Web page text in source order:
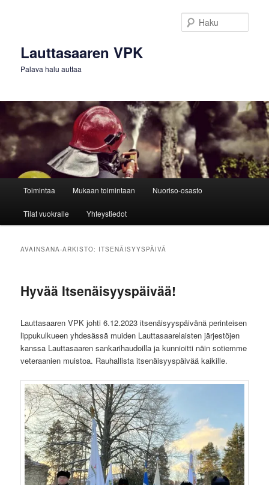
Lauttasaaren VPK
Palava halu auttaa
Toimintaa Mukaan toimintaan Nuoriso-osasto
Tilat vuokralle Yhteystiedot
AVAINSANA-ARKISTO: ITSENÄISYYSPÄIVÄ
Hyvää Itsenäisyyspäivää!
Lauttasaaren VPK johti 6.12.2023 itsenäisyyspäivänä perinteisen
lippukulkueen yhdesässä muiden Lauttasaarelaisten järjestöjen
kanssa Lauttasaaren sankarihaudoilla ja kunnioitti näin sotiemme
veteraanien muistoa. Rauhallista itsenäisyyspäivää kaikille.